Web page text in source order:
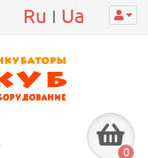
Ru | Ua
0